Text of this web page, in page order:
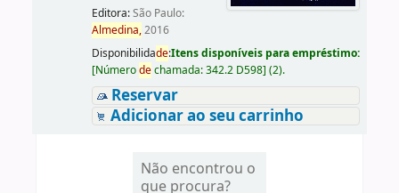
Editora:São Paulo:
Almedina,2016
Disponibilidade:Itens disponíveis para empréstimo:
[Númerodechamada:342.2 D598] (2).
Reservar
Adicionar ao seu carrinho
Não encontrou o
que procura?